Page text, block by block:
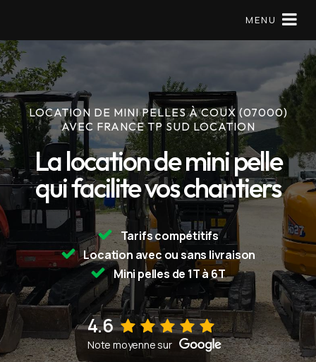
Matériels en location
Mini pelle
À Propos
Réserver
09 79 56 97 57
MENU
LOCATION DE MINI PELLES À COUX (07000)
AVEC FRANCE TP SUD LOCATION
La location de mini pelle
qui facilite vos chantiers
Tarifs compétitifs
Location avec ou sans livraison
Mini pelles de 1T à 6T
Voir sur la fiche d'établissement Google
4.6
Note moyenne sur